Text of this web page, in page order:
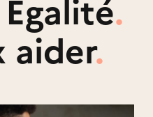
Égalité.
aider.